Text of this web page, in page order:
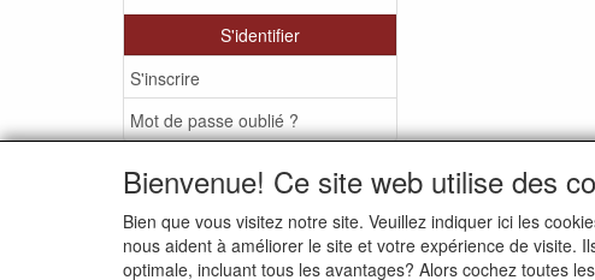
S'identifier
S'inscrire
Mot de passe oublié ?
MEDIA SOCIAUX
Bienvenue! Ce site web utilise des
Bien que vous visitez notre site. Veuillez indiquer ici les
nous aident à améliorer le site et votre expérience de visite.
optimale, incluant tous les avantages? Alors cochez toutes